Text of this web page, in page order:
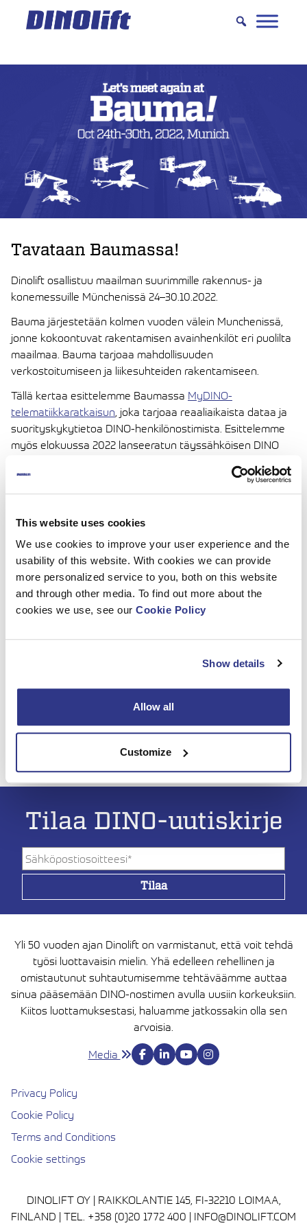
This website uses cookies
We use cookies to improve your user experience and the
usability of this website. With cookies we can provide
more personalized service to you, both on this website
and through other media. To find out more about the
cookies we use, see our Cookie Policy
Show details
Allow all
Customize
Hyppää
sisältöön
Tavataan Baumassa!
Dinolift osallistuu maailman suurimmille rakennus- ja
konemessuille Münchenissä 24–30.10.2022.
Bauma järjestetään kolmen vuoden välein Munchenissä,
jonne kokoontuvat rakentamisen avainhenkilöt eri puolilta
maailmaa. Bauma tarjoaa mahdollisuuden
verkostoitumiseen ja liikesuhteiden rakentamiseen.
Tällä kertaa esittelemme Baumassa MyDINO-
telematiikkaratkaisun, joka tarjoaa reaaliaikaista dataa ja
suorityskykytietoa DINO-henkilönostimista. Esittelemme
myös elokuussa 2022 lanseeratun täyssähköisen DINO
Näyttelyssä esillä ovat myös
ja vuoden 2022
IAPA voittajatuottenDINO230VTH.
Löydät Dinoliftin ulkoilmaosastolta
Jos aiot osallistua messuille, lähetä meille sähköpostia niin
sovitaan tapaaminen DINO-asiantuntijoiden kanssa.
Tervetuloa!
Lisää tietoa
Tilaa DINO-uutiskirje
Yli 50 vuoden ajan Dinolift on varmistanut, että voit tehdä
työsi luottavaisin mielin. Yhä edelleen rehellinen ja
omistautunut suhtautumisemme tehtäväämme auttaa
sinua pääsemään DINO-nostimen avulla uusiin korkeuksiin.
Kiitos luottamuksestasi, haluamme jatkossakin olla sen
arvoisia.
Media
Privacy Policy
Cookie Policy
Terms and Conditions
Cookie settings
DINOLIFT OY | RAIKKOLANTIE 145, FI-32210 LOIMAA,
FINLAND | TEL. +358 (0)20 1772 400 | INFO@DINOLIFT.COM